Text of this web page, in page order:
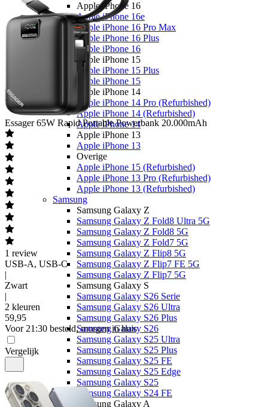
Apple iPhone 16
Apple iPhone 16e
Apple iPhone 16 Pro Max
Apple iPhone 16 Plus
Apple iPhone 16
Apple iPhone 15
Apple iPhone 15 Plus
Apple iPhone 15
Apple iPhone 14
Apple iPhone 14 Pro (Refurbished)
Apple iPhone 14 (Refurbished)
Apple iPhone 14
Apple iPhone 13
Apple iPhone 13
Overige
Apple iPhone 15 (Refurbished)
Apple iPhone 13 Pro (Refurbished)
Apple iPhone 13 (Refurbished)
Samsung
Samsung Galaxy Z
Samsung Galaxy Z Fold8 Ultra 5G
Samsung Galaxy Z Fold8 5G
Samsung Galaxy Z Fold7 5G
Samsung Galaxy Z Flip8 5G
Samsung Galaxy Z Flip7 FE 5G
Samsung Galaxy Z Flip7 5G
Samsung Galaxy S
Samsung Galaxy S26 Serie
Samsung Galaxy S26 Ultra
Samsung Galaxy S26 Plus
Samsung Galaxy S26
Samsung Galaxy S25 Ultra
Samsung Galaxy S25 Plus
Samsung Galaxy S25 FE
Samsung Galaxy S25 Edge
Samsung Galaxy S25
Samsung Galaxy S24 FE
Samsung Galaxy A
Essager 65W Rapid Portable Powerbank 20.000mAh
1 review
USB-A, USB-C
|
Zwart
|
2 kleuren
59,95
Voor 21:30 besteld, morgen in huis
Vergelijk